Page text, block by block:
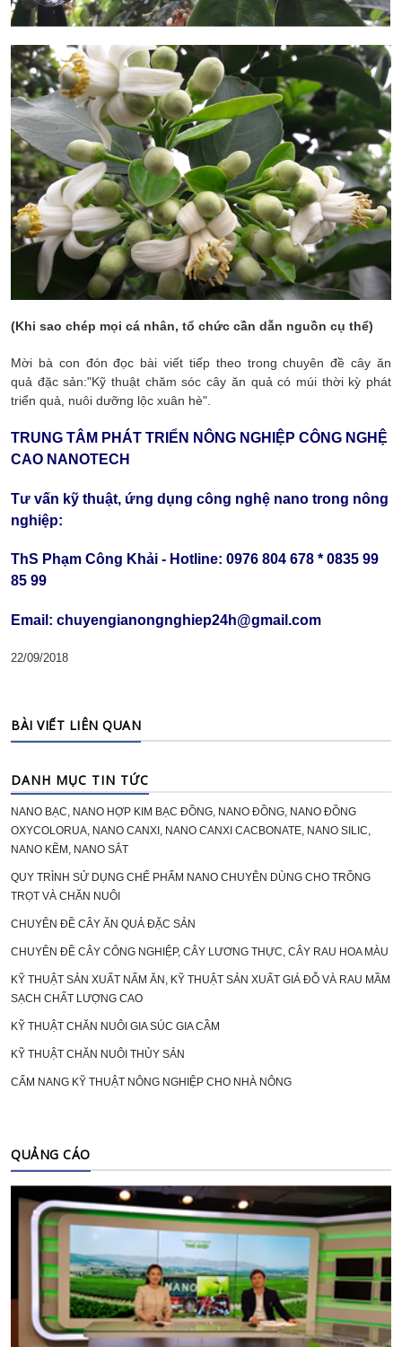
(Khi sao chép mọi cá nhân, tổ chức cần dẫn nguồn cụ thể)
Mời bà con đón đọc bài viết tiếp theo trong chuyên đề cây ăn
quả đặc sản:"Kỹ thuật chăm sóc cây ăn quả có múi thời kỳ phát
triển quả, nuôi dưỡng lộc xuân hè".
TRUNG TÂM PHÁT TRIỂN NÔNG NGHIỆP CÔNG NGHỆ
CAO NANOTECH
Tư vấn kỹ thuật, ứng dụng công nghệ nano trong nông
nghiệp:
ThS Phạm Công Khải - Hotline: 0976 804 678 * 0835 99
85 99
Email: chuyengianongnghiep24h@gmail.com
22/09/2018
BÀI VIẾT LIÊN QUAN
DANH MỤC TIN TỨC
NANO BẠC, NANO HỢP KIM BẠC ĐỒNG, NANO ĐỒNG, NANO ĐỒNG
OXYCOLORUA, NANO CANXI, NANO CANXI CACBONATE, NANO SILIC,
NANO KẼM, NANO SẮT
QUY TRÌNH SỬ DỤNG CHẾ PHẨM NANO CHUYÊN DÙNG CHO TRỒNG
TRỌT VÀ CHĂN NUÔI
CHUYÊN ĐỀ CÂY ĂN QUẢ ĐẶC SẢN
CHUYÊN ĐỀ CÂY CÔNG NGHIỆP, CÂY LƯƠNG THỰC, CÂY RAU HOA MÀU
KỸ THUẬT SẢN XUẤT NẤM ĂN, KỸ THUẬT SẢN XUẤT GIÁ ĐỖ VÀ RAU MẦM
SẠCH CHẤT LƯỢNG CAO
KỸ THUẬT CHĂN NUÔI GIA SÚC GIA CẦM
KỸ THUẬT CHĂN NUÔI THỦY SẢN
CẨM NANG KỸ THUẬT NÔNG NGHIỆP CHO NHÀ NÔNG
QUẢNG CÁO